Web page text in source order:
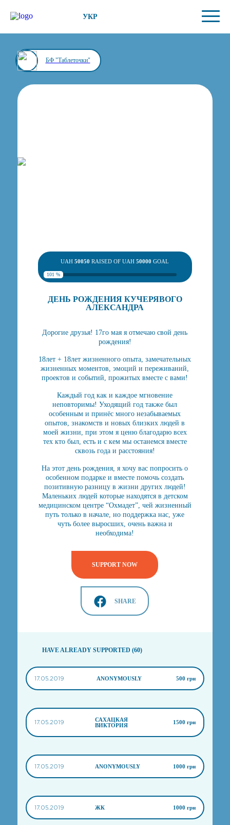
УКР
БФ "Таблеточки"
UAH50050 RAISED OF UAH50000 GOAL
101 %
ДЕНЬ РОЖДЕНИЯ КУЧЕРЯВОГО
АЛЕКСАНДРА
Дорогие друзья! 17го мая я отмечаю свой день
рождения!
18лет + 18лет жизненного опыта, замечательных
жизненных моментов, эмоций и переживаний,
проектов и событий, прожитых вместе с вами!
Каждый год как и каждое мгновение
неповторимы! Уходящий год также был
особенным и принёс много незабываемых
опытов, знакомств и новых близких людей в
моей жизни, при этом я ценю благодарю всех
тех кто был, есть и с кем мы останемся вместе
сквозь года и расстояния!
На этот день рождения, я хочу вас попросить о
особенном подарке и вместе помочь создать
позитивную разницу в жизни других людей!
Маленьких людей которые находятся в детском
медицинском центре “Охмадет”, чей жизненный
путь только в начале, но поддержка нас, уже
чуть более выросших, очень важна и
необходима!
SUPPORT NOW
SHARE
HAVE ALREADY SUPPORTED (60)
17.05.2019 ANONYMOUSLY 500 грн
17.05.2019
САХАЦКАЯ
ВИКТОРИЯ
1500 грн
17.05.2019 ANONYMOUSLY 1000 грн
17.05.2019 ЖК 1000 грн